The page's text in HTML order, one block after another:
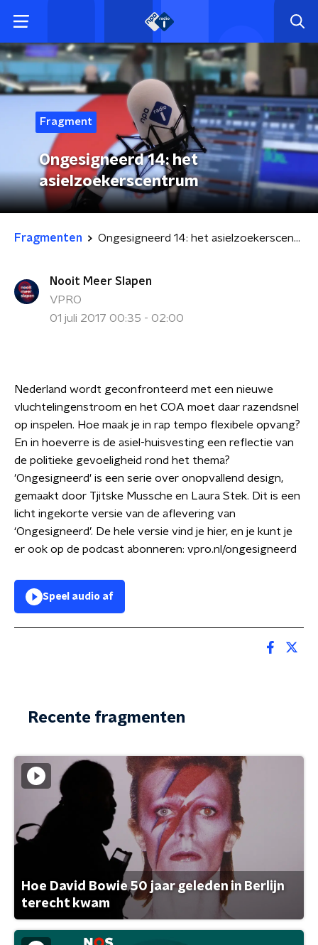
Fragment
Ongesigneerd 14: het
asielzoekerscentrum
Fragmenten Ongesigneerd 14: het asielzoekerscentrum
Nooit Meer Slapen
VPRO
01 juli 2017 00:35 - 02:00
Nederland wordt geconfronteerd met een nieuwe
vluchtelingenstroom en het COA moet daar razendsnel
op inspelen. Hoe maak je in rap tempo flexibele opvang?
En in hoeverre is de asiel-huisvesting een reflectie van
de politieke gevoeligheid rond het thema?
'Ongesigneerd' is een serie over onopvallend design,
gemaakt door Tjitske Mussche en Laura Stek. Dit is een
licht ingekorte versie van de aflevering van
‘Ongesigneerd’. De hele versie vind je hier, en je kunt je
er ook op de podcast abonneren: vpro.nl/ongesigneerd
Speel audio af
Recente fragmenten
Hoe David Bowie 50 jaar geleden in Berlijn
terecht kwam